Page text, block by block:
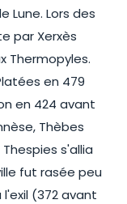
Lune. Lors des
par Xerxès
Thermopyles.
en 479
en 424 avant
Thèbes
s'allia
fut rasée peu
(372 avant